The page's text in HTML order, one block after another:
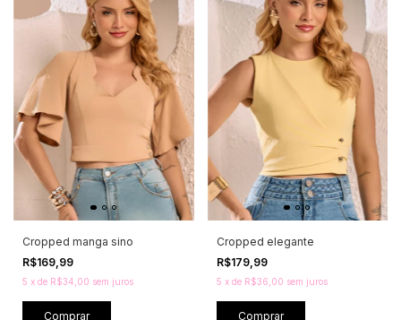
Cropped manga sino
R$169,99
5 x de R$34,00 sem juros
Comprar
Cropped elegante
R$179,99
5 x de R$36,00 sem juros
Comprar